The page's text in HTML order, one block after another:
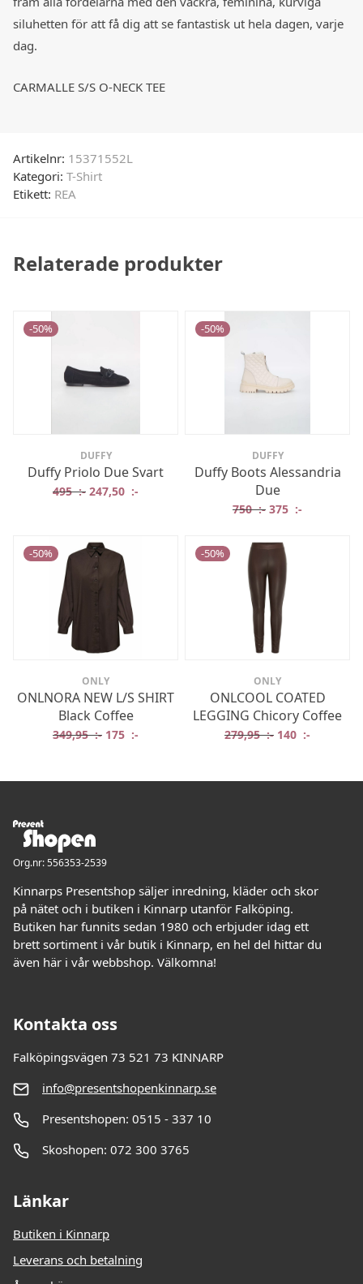
siluhetten för att få dig att se fantastisk ut hela dagen, varje
dag.
CARMALLE S/S O-NECK TEE
Artikelnr: 15371552L
Kategori: T-Shirt
Etikett: REA
Relaterade produkter
-50%
DUFFY
Duffy Priolo Due Svart
495:- Det ursprungliga priset var: 495 :-.
247,50 :- Det nuvarande priset är: 247,50 :-.
-50%
DUFFY
Duffy Boots Alessandria
Due
750:- Det
375 :-
-50%
ONLY
ONLNORA NEW L/S SHIRT
Black Coffee
349,95:- Det ursprungliga priset var: 349,95 :-.
175 :- Det nuvarande priset är: 175 :-.
-50%
ONLY
ONLCOOL COATED
LEGGING Chicory Coffee
279,95:- Det
140 :-
Org.nr: 556353-2539
Kinnarps Presentshop säljer inredning, kläder och skor
på nätet och i butiken i Kinnarp utanför Falköping.
Butiken har funnits sedan 1980 och erbjuder idag ett
brett sortiment i vår butik i Kinnarp, en hel del hittar du
även här i vår webbshop. Välkomna!
Kontakta oss
Falköpingsvägen 73 521 73 KINNARP
info@presentshopenkinnarp.se
Presentshopen: 0515 - 337 10
Skoshopen: 072 300 3765
Länkar
Butiken i Kinnarp
Leverans och betalning